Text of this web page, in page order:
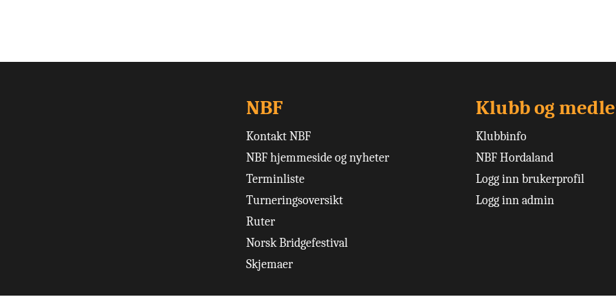
NBF
Kontakt NBF
NBF hjemmeside og nyheter
Terminliste
Turneringsoversikt
Ruter
Norsk Bridgefestival
Skjemaer
Klubb og
Klubbinfo
NBF Hordaland
Logg inn brukerprofil
Logg inn admin